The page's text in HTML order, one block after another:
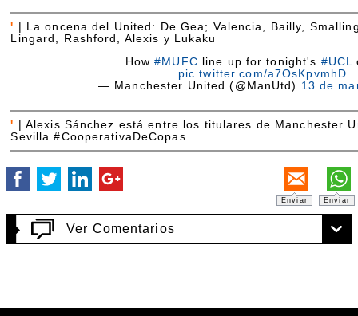
'
La oncena del United: De Gea; Valencia, Bailly,
Lingard, Rashford, Alexis y Lukaku
How#MUFC line up for tonight's #UCL
pic.twitter.com/a7OsKpvmhD
— Manchester United (@ManUtd) 13 de
'
Alexis Sánchez está entre los titulares de Manchester
Sevilla #CooperativaDeCopas
Enviar Enviar
Ver Comentarios